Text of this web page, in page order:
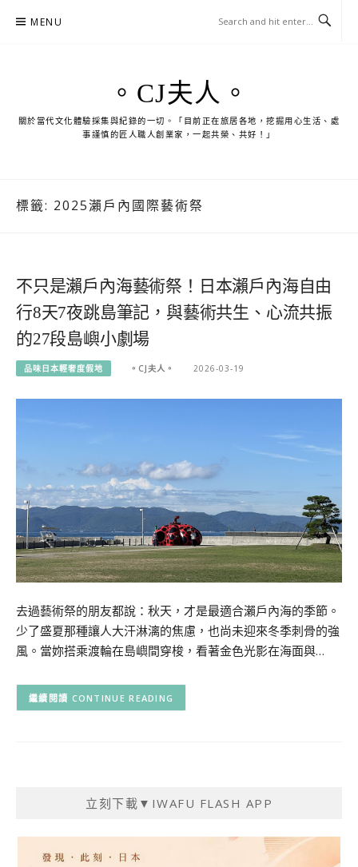
MENU
。CJ夫人。
關於當代文化體驗採集與紀錄的一切。「目前正在旅居各地，挖掘用心生活、處
事謹慎的匠人職人創業家，一起共榮、共好！」
標籤: 2025瀨戶內國際藝術祭
不只是瀨戶內海藝術祭！日本瀨戶內海自由
行8天7夜跳島筆記，與藝術共生、心流共振
的27段島嶼小劇場
品味日本輕奢度假地 。CJ夫人。 2026-03-19
去過藝術祭的朋友都說：秋天，才是最適合瀨戶內海的季節。
少了盛夏那種讓人大汗淋漓的焦慮，也尚未迎來冬季刺骨的強
風。當妳搭乘渡輪在島嶼間穿梭，看著金色光影在海面與…
CONTINUE READING
立刻下載▼IWAFU FLASH APP